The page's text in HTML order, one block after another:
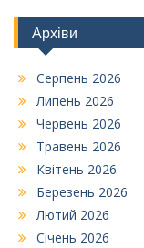
Архіви
Серпень 2026
Липень 2026
Червень 2026
Травень 2026
Квітень 2026
Березень 2026
Лютий 2026
Січень 2026